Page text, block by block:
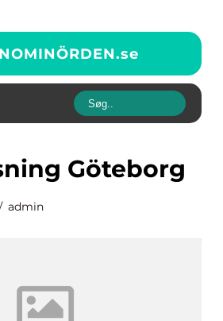
se
Göteborg
admin